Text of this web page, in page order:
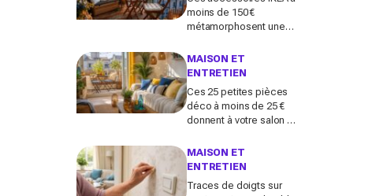
moins de 150 €
métamorphosent une
salon d’été stylé chez
vous (qu’on oublie
MAISON ET
ENTRETIEN
Ces 25 petites pièces
déco à moins de 25 €
donnent à votre salon un
vacances avant l’été
2026
MAISON ET
ENTRETIEN
Traces de doigts sur